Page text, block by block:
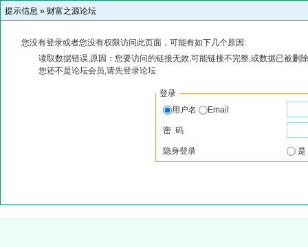
提示信息 » 财富之源论坛
您没有登录或者您没有权限访问此页面，可能有如下几个原因:
读取数据错误,原因：您要访问的链接无效,可能链接不完整,或数据已被删
您还不是论坛会员,请先登录论坛
登录
用户名
Email
密 码
隐身登录